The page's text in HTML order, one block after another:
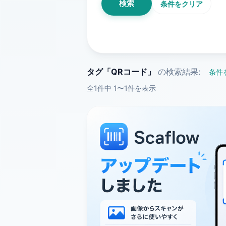
検索 条件をクリア
タグ「QRコード」 の検索結果: 条件
全1件中 1〜1件を表示